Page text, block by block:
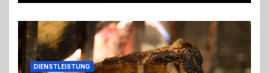
DIENSTLEISTUNG